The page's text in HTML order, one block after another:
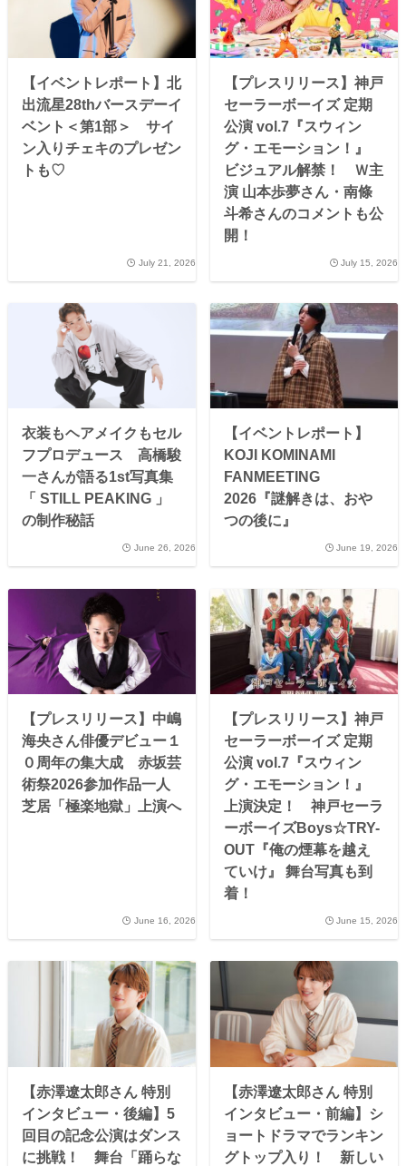
【イベントレポート】北
出流星28thバースデーイ
ベント＜第1部＞ サイ
ン入りチェキのプレゼン
トも♡
July 21, 2026
【プレスリリース】神戸
セーラーボーイズ 定期
公演 vol.7『スウィン
グ・エモーション！』
ビジュアル解禁！ Ｗ主
演 山本歩夢さん・南條
斗希さんのコメントも公
開！
July 15, 2026
衣装もヘアメイクもセル
フプロデュース 高橋駿
一さんが語る1st写真集
「 STILL PEAKING 」
の制作秘話
June 26, 2026
【イベントレポート】
KOJI KOMINAMI
FANMEETING
2026『謎解きは、おや
つの後に』
June 19, 2026
【プレスリリース】中嶋
海央さん俳優デビュー１
０周年の集大成 赤坂芸
術祭2026参加作品一人
芝居「極楽地獄」上演へ
June 16, 2026
【プレスリリース】神戸
セーラーボーイズ 定期
公演 vol.7『スウィン
グ・エモーション！』
上演決定！ 神戸セーラ
ーボーイズBoys☆TRY-
OUT『俺の煙幕を越え
ていけ』 舞台写真も到
着！
June 15, 2026
【赤澤遼太郎さん 特別
インタビュー・後編】5
回目の記念公演はダンス
に挑戦！ 舞台「踊らな
【赤澤遼太郎さん 特別
インタビュー・前編】シ
ョートドラマでランキン
グトップ入り！ 新しい